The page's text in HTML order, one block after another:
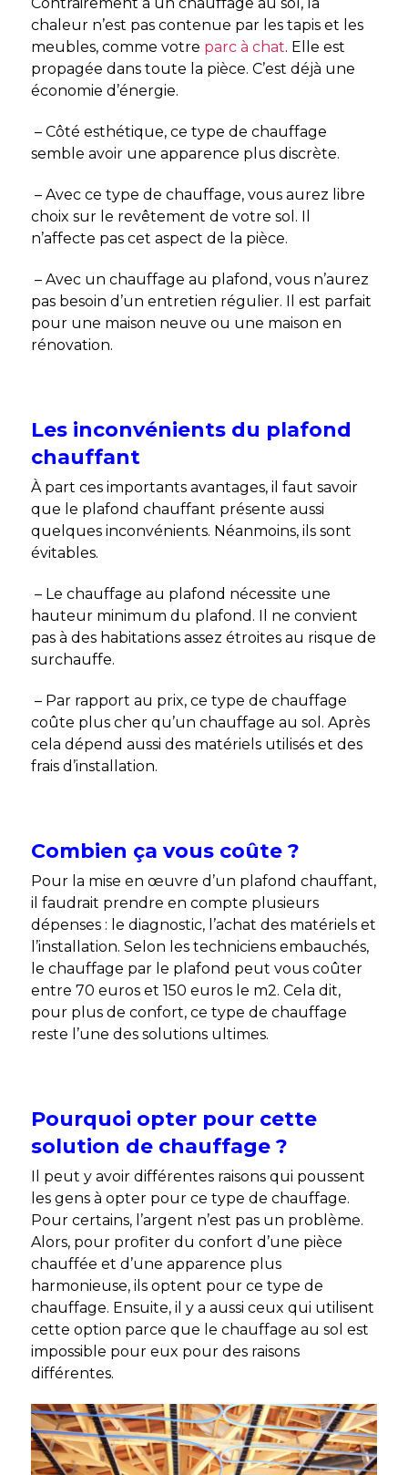
Contrairement à un chauffage au sol, la
chaleur n’est pas contenue par les tapis et les
meubles, comme votre parc à chat. Elle est
propagée dans toute la pièce. C’est déjà une
économie d’énergie.
– Côté esthétique, ce type de chauffage
semble avoir une apparence plus discrète.
– Avec ce type de chauffage, vous aurez libre
choix sur le revêtement de votre sol. Il
n’affecte pas cet aspect de la pièce.
– Avec un chauffage au plafond, vous n’aurez
pas besoin d’un entretien régulier. Il est parfait
pour une maison neuve ou une maison en
rénovation.
Les inconvénients du plafond
chauffant
À part ces importants avantages, il faut savoir
que le plafond chauffant présente aussi
quelques inconvénients. Néanmoins, ils sont
évitables.
– Le chauffage au plafond nécessite une
hauteur minimum du plafond. Il ne convient
pas à des habitations assez étroites au risque de
surchauffe.
– Par rapport au prix, ce type de chauffage
coûte plus cher qu’un chauffage au sol. Après
cela dépend aussi des matériels utilisés et des
frais d’installation.
Combien ça vous coûte ?
Pour la mise en œuvre d’un plafond chauffant,
il faudrait prendre en compte plusieurs
dépenses : le diagnostic, l’achat des matériels et
l’installation. Selon les techniciens embauchés,
le chauffage par le plafond peut vous coûter
entre 70 euros et 150 euros le m2. Cela dit,
pour plus de confort, ce type de chauffage
reste l’une des solutions ultimes.
Pourquoi opter pour cette
solution de chauffage ?
Il peut y avoir différentes raisons qui poussent
les gens à opter pour ce type de chauffage.
Pour certains, l’argent n’est pas un problème.
Alors, pour profiter du confort d’une pièce
chauffée et d’une apparence plus
harmonieuse, ils optent pour ce type de
chauffage. Ensuite, il y a aussi ceux qui utilisent
cette option parce que le chauffage au sol est
impossible pour eux pour des raisons
différentes.